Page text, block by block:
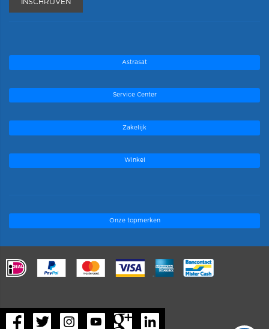
INSCHRIJVEN
Astrasat
Service Center
Zakelijk
Winkel
Onze topmerken
.